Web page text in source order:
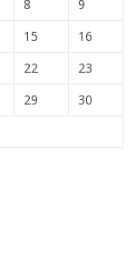
8
9
15
16
22
23
29
30